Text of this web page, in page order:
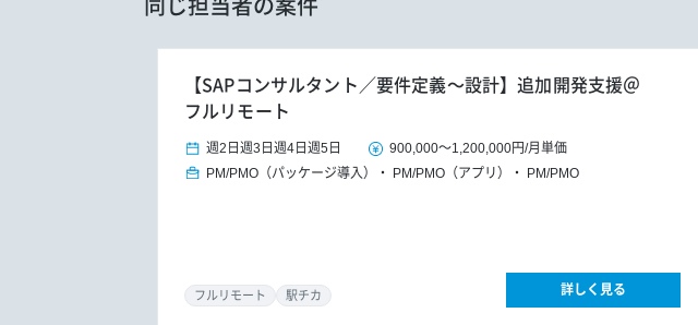
同じ担当者の案件
【SAPコンサルタント／要件定義～設計】追加開発支援＠
フルリモート
週2日 週3日 週4日 週5日 900,000～1,200,000円/月単価
PM/PMO（パッケージ導入）
PM/PMO（アプリ） PM/PMO
フルリモート 駅チカ 詳しく見る